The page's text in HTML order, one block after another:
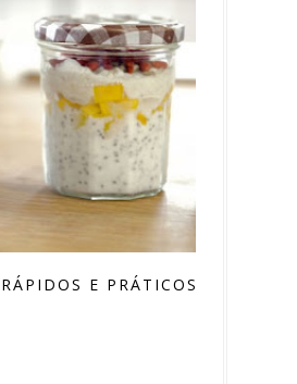
E PRÁTICOS EM